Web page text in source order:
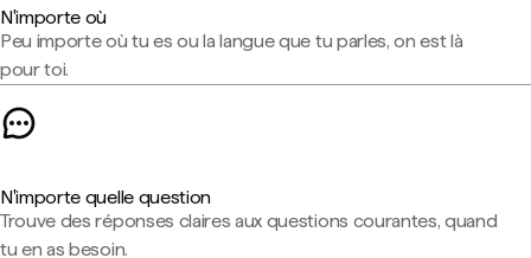
N'importe où
Peu importe où tu es ou la langue que tu parles, on est là
pour toi.
N'importe quelle question
Trouve des réponses claires aux questions courantes, quand
tu en as besoin.